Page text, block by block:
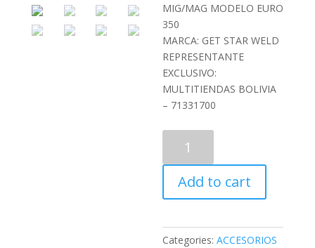
MIG/MAG MODELO EURO
350
MARCA: GET STAR WELD
REPRESENTANTE
EXCLUSIVO:
MULTITIENDAS BOLIVIA
– 71331700
CUELLO
CISNE
Add to cart
Categories:ACCESORIOS